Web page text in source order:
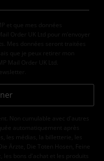
et que mes données
Order UK Ltd pour m’envoyer
Mes données seront traitées
sais que je peux retirer mon
Mail Order UK Ltd.
Non cumulable avec d'autres
automatiquement après
les médias, la billetterie, les
Ärzte, Die Toten Hosen, Feine
les bons d'achat et les produits